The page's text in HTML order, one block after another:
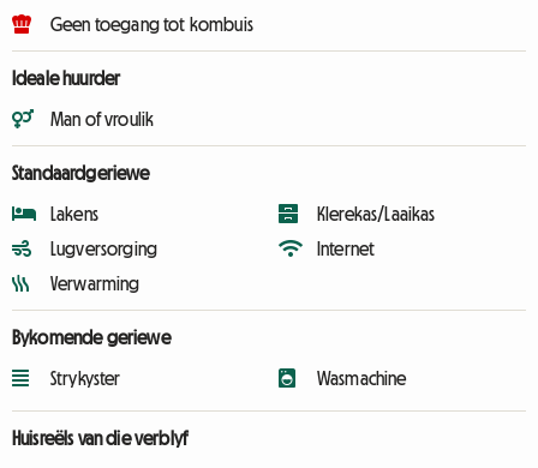
Geen toegang tot kombuis
Ideale huurder
Man of vroulik
Standaardgeriewe
Lakens
Lugversorging
Verwarming
Klerekas/Laaikas
Internet
Bykomende geriewe
Strykyster Wasmachine
Huisreëls van die verblyf